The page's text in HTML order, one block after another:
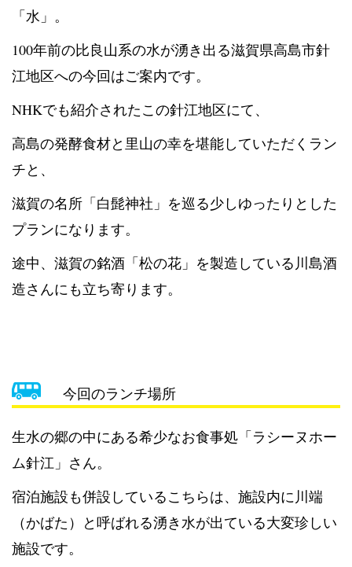
「水」。
100年前の比良山系の水が湧き出る滋賀県高島市針
江地区への今回はご案内です。
NHKでも紹介されたこの針江地区にて、
高島の発酵食材と里山の幸を堪能していただくラン
チと、
滋賀の名所「白髭神社」を巡る少しゆったりとした
プランになります。
途中、滋賀の銘酒「松の花」を製造している川島酒
造さんにも立ち寄ります。
今回のランチ場所
生水の郷の中にある希少なお食事処「ラシーヌホー
ム針江 」さん。
宿泊施設も併設しているこちらは、施設内に川端
（かばた）と呼ばれる湧き水が出ている大変珍しい
施設です。